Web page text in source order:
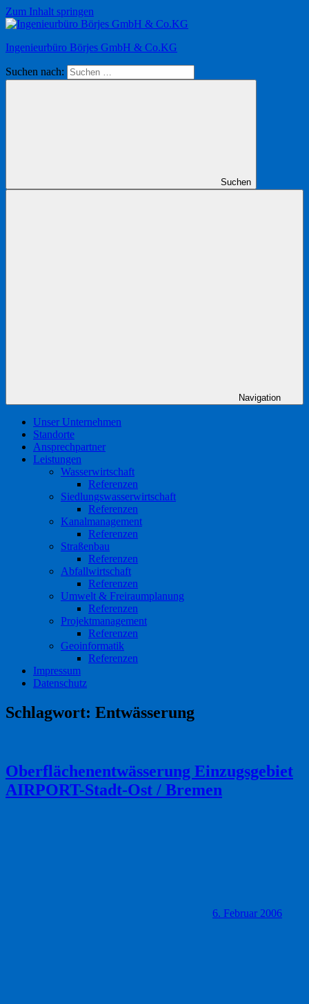
Zum Inhalt springen
Ingenieurbüro Börjes GmbH & Co.KG
Suchen nach:
Suchen
Navigation
Unser Unternehmen
Standorte
Ansprechpartner
Leistungen
Wasserwirtschaft
Referenzen
Siedlungswasserwirtschaft
Referenzen
Kanalmanagement
Referenzen
Straßenbau
Referenzen
Abfallwirtschaft
Referenzen
Umwelt & Freiraumplanung
Referenzen
Projektmanagement
Referenzen
Geoinformatik
Referenzen
Impressum
Datenschutz
Schlagwort: Entwässerung
Oberflächenentwässerung Einzugsgebiet
AIRPORT-Stadt-Ost / Bremen
6. Februar 2006